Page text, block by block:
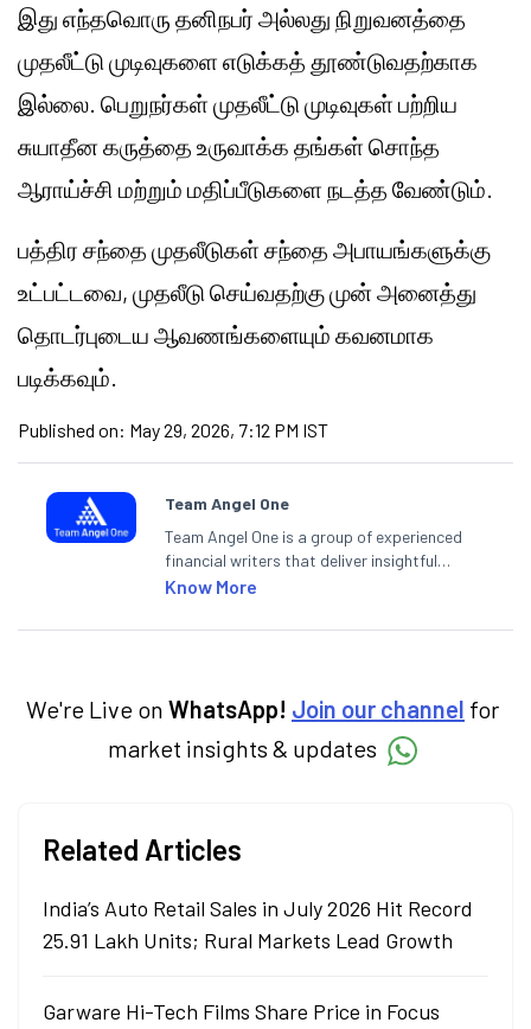
இது எந்தவொரு தனிநபர் அல்லது நிறுவனத்தை
முதலீட்டு முடிவுகளை எடுக்கத் தூண்டுவதற்காக
இல்லை. பெறுநர்கள் முதலீட்டு முடிவுகள் பற்றிய
சுயாதீன கருத்தை உருவாக்க தங்கள் சொந்த
ஆராய்ச்சி மற்றும் மதிப்பீடுகளை நடத்த வேண்டும்.
பத்திர சந்தை முதலீடுகள் சந்தை அபாயங்களுக்கு
உட்பட்டவை, முதலீடு செய்வதற்கு முன் அனைத்து
தொடர்புடைய ஆவணங்களையும் கவனமாக
படிக்கவும்.
Published on: May 29, 2026, 7:12 PM IST
Team Angel One
Team Angel One is a group of experienced
financial writers that deliver insightful
articles on the stock market, IPO, economy,
categories.
Know More
We're Live on WhatsApp! Join our channel for
market insights & updates
Related Articles
India’s Auto Retail Sales in July 2026 Hit Record
25.91 Lakh Units; Rural Markets Lead Growth
Garware Hi-Tech Films Share Price in Focus